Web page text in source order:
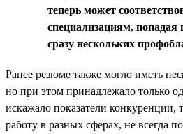
теперь может
специализациям, попадая
сразу нескольких
Ранее резюме также могло иметь
но при этом принадлежало только
искажало показатели
работу в разных сферах, не всегда